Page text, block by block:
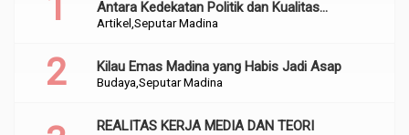
Artikel Seputar Madina
Antara Kedekatan Politik dan Kualitas
Perencanaan
Budaya Seputar Madina
Kilau Emas Madina yang Habis Jadi Asap
REALITAS KERJA MEDIA DAN TEORI